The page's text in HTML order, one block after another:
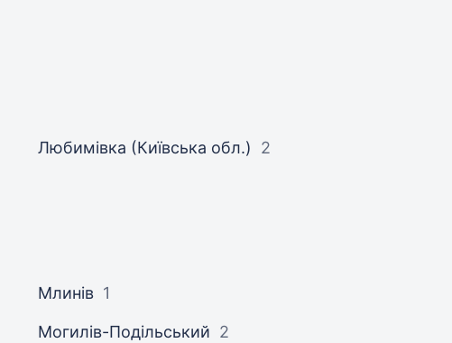
Любимівка (Київська обл.) 2
Млинів 1
Могилів-Подільський 2